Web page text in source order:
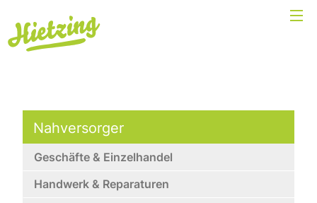
Nahversorger
Geschäfte & Einzelhandel
Handwerk & Reparaturen